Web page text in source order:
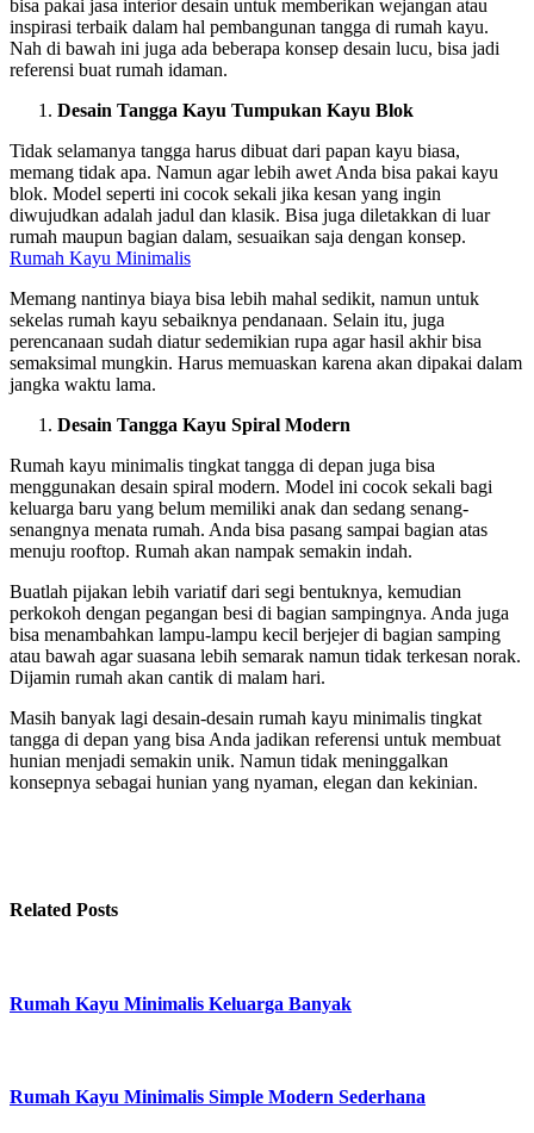
bisa pakai jasa interior desain untuk memberikan wejangan atau
inspirasi terbaik dalam hal pembangunan tangga di rumah kayu.
Nah di bawah ini juga ada beberapa konsep desain lucu, bisa jadi
referensi buat rumah idaman.
Desain Tangga Kayu Tumpukan Kayu Blok
Tidak selamanya tangga harus dibuat dari papan kayu biasa,
memang tidak apa. Namun agar lebih awet Anda bisa pakai kayu
blok. Model seperti ini cocok sekali jika kesan yang ingin
diwujudkan adalah jadul dan klasik. Bisa juga diletakkan di luar
rumah maupun bagian dalam, sesuaikan saja dengan konsep.
Rumah Kayu Minimalis
Memang nantinya biaya bisa lebih mahal sedikit, namun untuk
sekelas rumah kayu sebaiknya pendanaan. Selain itu, juga
perencanaan sudah diatur sedemikian rupa agar hasil akhir bisa
semaksimal mungkin. Harus memuaskan karena akan dipakai dalam
jangka waktu lama.
Desain Tangga Kayu Spiral Modern
Rumah kayu minimalis tingkat tangga di depan juga bisa
menggunakan desain spiral modern. Model ini cocok sekali bagi
keluarga baru yang belum memiliki anak dan sedang senang-
senangnya menata rumah. Anda bisa pasang sampai bagian atas
menuju rooftop. Rumah akan nampak semakin indah.
Buatlah pijakan lebih variatif dari segi bentuknya, kemudian
perkokoh dengan pegangan besi di bagian sampingnya. Anda juga
bisa menambahkan lampu-lampu kecil berjejer di bagian samping
atau bawah agar suasana lebih semarak namun tidak terkesan norak.
Dijamin rumah akan cantik di malam hari.
Masih banyak lagi desain-desain rumah kayu minimalis tingkat
tangga di depan yang bisa Anda jadikan referensi untuk membuat
hunian menjadi semakin unik. Namun tidak meninggalkan
konsepnya sebagai hunian yang nyaman, elegan dan kekinian.
Related Posts
Rumah Kayu Minimalis Keluarga Banyak
Rumah Kayu Minimalis Simple Modern Sederhana